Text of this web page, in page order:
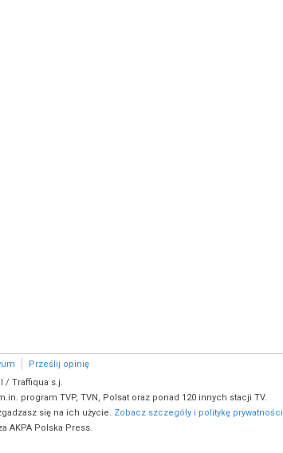
Prześlij opinię
/ Traffiqua s.j.
program TVP, TVN, Polsat oraz ponad 120 innych stacji TV.
się na ich użycie. Zobacz szczegóły i politykę prywatności
AKPA Polska Press.